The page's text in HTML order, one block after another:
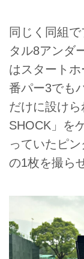
同じく同組
タル8アンダ
はスタート
番パー3でも
だけに設け
SHOCK」を
っていたピ
の1枚を撮ら